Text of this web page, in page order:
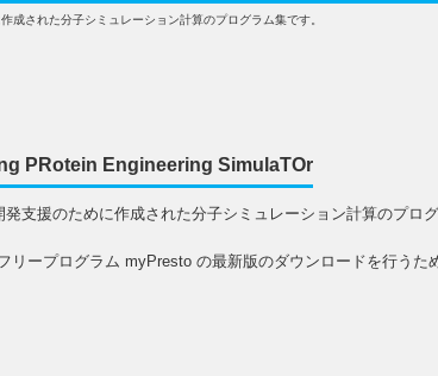
された分子シミュレーション計算のプログラム集です。
PRotein Engineering SimulaTOr
支援のために作成された分子シミュレーション計算のプロ
リープログラム myPresto の最新版のダウンロードを行うた